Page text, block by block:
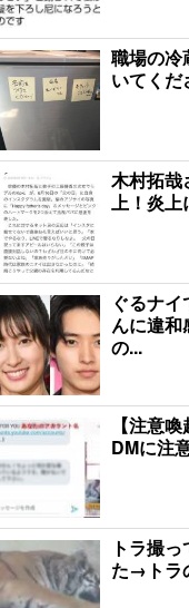
職場の冷
いてく
木村拓哉
上！炎上
ぐるナ
んに違和
の...
【注意
DMに注
トラ撮
た→トラ